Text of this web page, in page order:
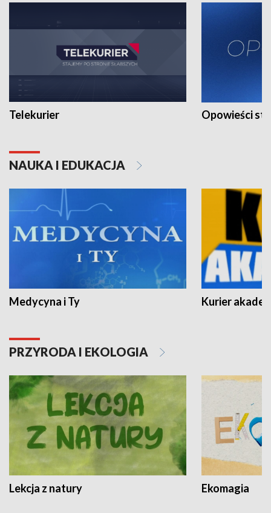
Telekurier Opowieści
NAUKA I EDUKACJA
Medycyna i Ty Kurier
PRZYRODA I EKOLOGIA
Lekcja z natury Ekomagia